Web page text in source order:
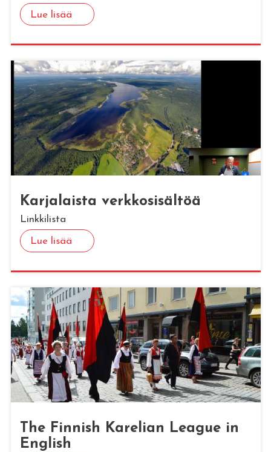
Lue lisää
Kar­ja­lais­ta verk­ko­si­säl­töä
Linkkilista
Lue lisää
The Fin­nish Ka­re­lian Lea­gue in
English